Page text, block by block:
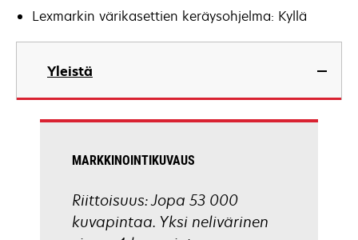
Lexmarkin värikasettien keräysohjelma: Kyllä
Yleistä
MARKKINOINTIKUVAUS
Riittoisuus: Jopa 53 000
kuvapintaa. Yksi nelivärinen